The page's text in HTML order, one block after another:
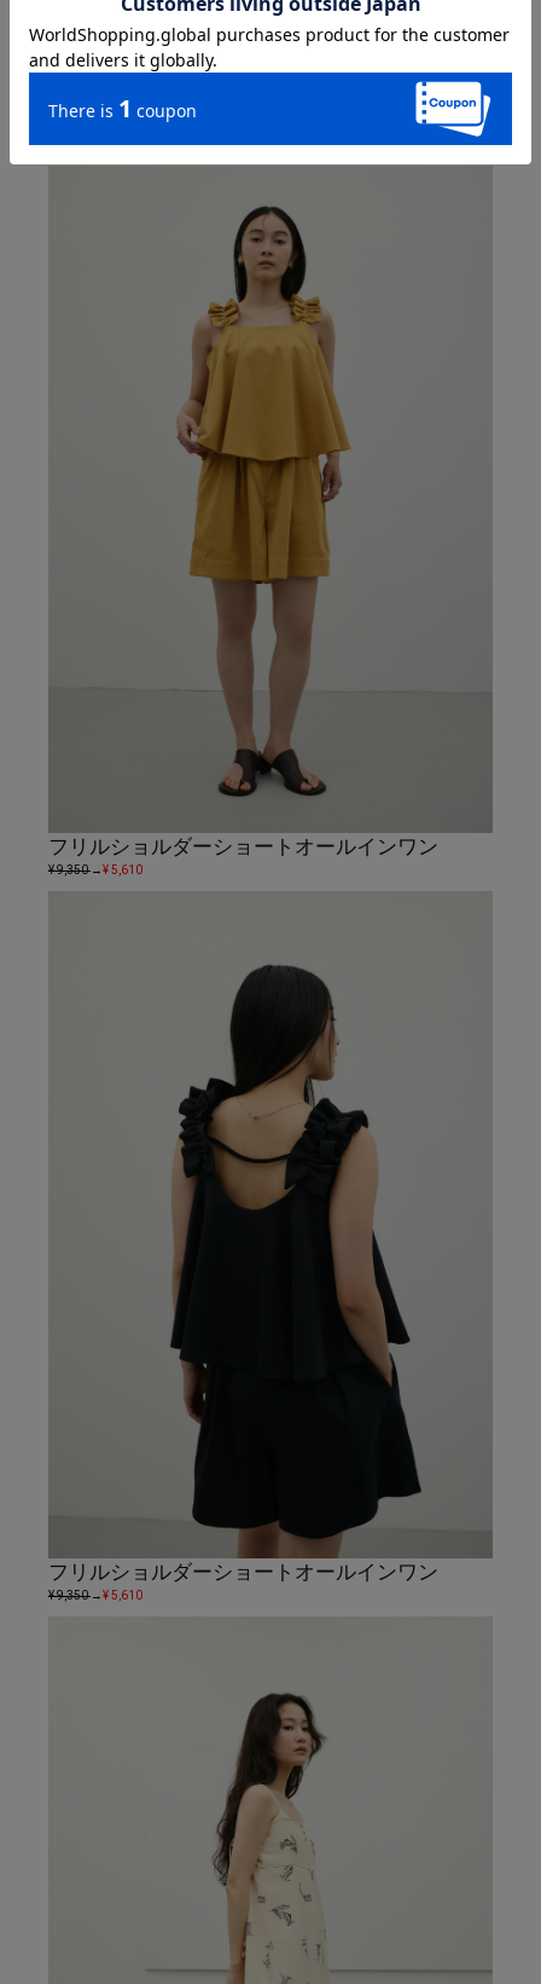
ペプラムデニムオールインワン
¥ 12,100→¥ 7,260
フリルショルダーショートオールインワン
¥ 9,350→¥ 5,610
フリルショルダーショートオールインワン
¥ 9,350→¥ 5,610